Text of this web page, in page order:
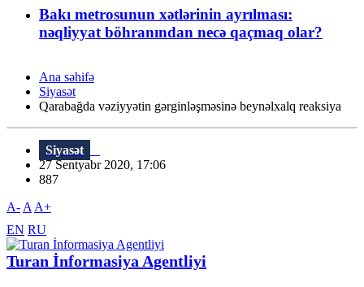
Bakı metrosunun xətlərinin ayrılması:
nəqliyyat böhranından necə qaçmaq olar?
Ana səhifə
Siyasət
Qarabağda vəziyyətin gərginləşməsinə beynəlxalq reaksiya
Siyasət
27 Sentyabr 2020, 17:06
887
A- A A+
EN RU
Turan İnformasiya Agentliyi